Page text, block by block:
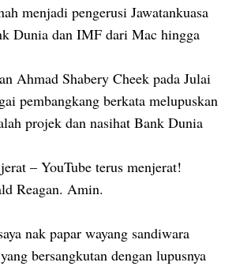
menjadi pengerusi Jawatankuasa
Dunia dan IMF dari Mac hingga
Ahmad Shabery Cheek pada Julai
pembangkang berkata melupuskan
projek dan nasihat Bank Dunia
– YouTube terus menjerat!
Reagan. Amin.
nak papar wayang sandiwara
bersangkutan dengan lupusnya